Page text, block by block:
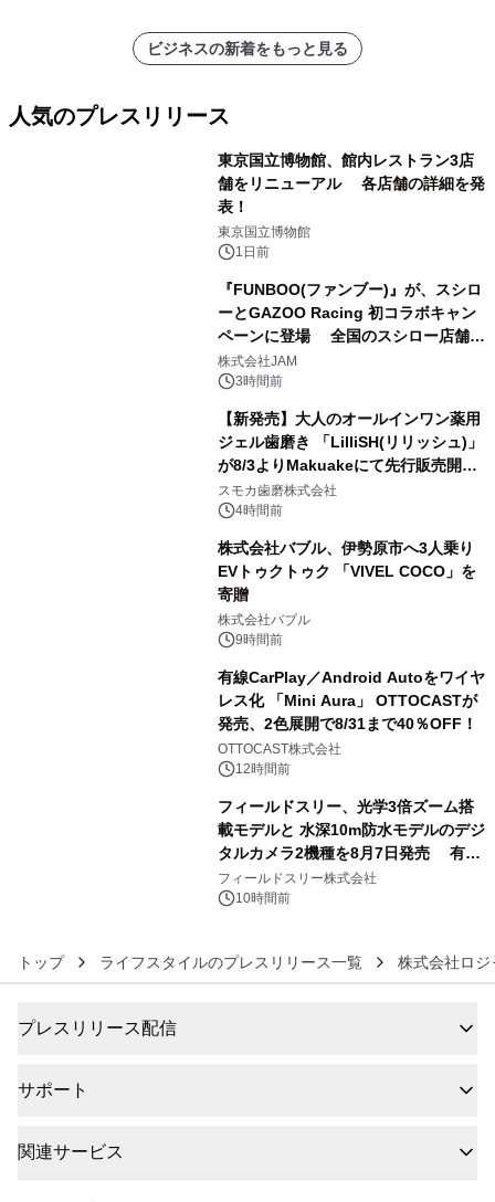
ビジネスの新着をもっと見る
人気のプレスリリース
東京国立博物館、館内レストラン3店
舗をリニューアル 各店舗の詳細を発
表！
東京国立博物館
1日前
『FUNBOO(ファンブー)』が、スシロ
ーとGAZOO Racing 初コラボキャン
ペーンに登場 全国のスシロー店舗で
GR 4車種の FUNBOO(ミニカー)付き
メニューが展開されます
株式会社JAM
3時間前
【新発売】大人のオールインワン薬用
ジェル歯磨き 「LilliSH(リリッシュ)」
が8/3よりMakuakeにて先行販売開
始！
スモカ歯磨株式会社
4時間前
株式会社バブル、伊勢原市へ3人乗り
EVトゥクトゥク 「VIVEL COCO」を
寄贈
株式会社バブル
9時間前
有線CarPlay／Android Autoをワイヤ
レス化 「Mini Aura」 OTTOCASTが
発売、2色展開で8/31まで40％OFF！
OTTOCAST株式会社
12時間前
フィールドスリー、光学3倍ズーム搭
載モデルと 水深10m防水モデルのデジ
タルカメラ2機種を8月7日発売 有効
約1300万画素、用途別に選べるコンデ
ジ新登場
フィールドスリー株式会社
10時間前
トップ ライフスタイルのプレスリリース一覧 株式会社ロジ
プレスリリース配信
サポート
関連サービス